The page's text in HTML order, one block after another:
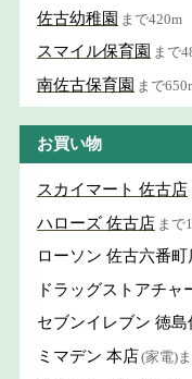
佐古幼稚園 まで420m
スマイル保育園 まで
南佐古保育園 まで
お買い物
スカイマート 佐古店
ハローズ 佐古店 まで
ローソン 佐古六番町
ドラッグストアチャ
セブンイレブン 徳
ミマデン 本店(家電)